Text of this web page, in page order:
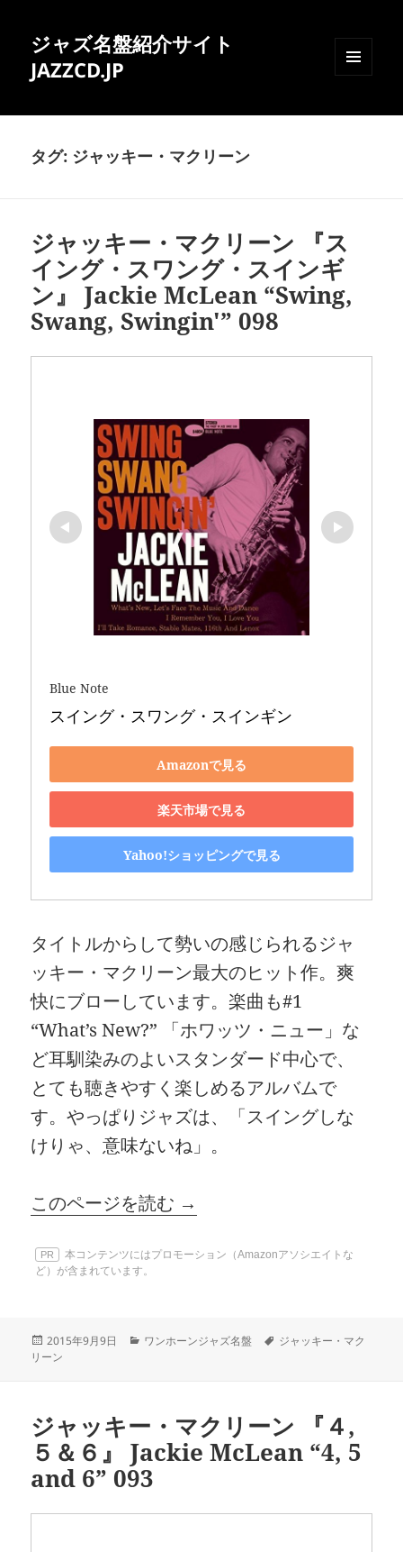
ジャズ名盤紹介サイト
JAZZCD.JP
ィジェ
タグ: ジャッキー・マクリーン
ジャッキー・マクリーン 『ス
イング・スワング・スインギ
ン』 Jackie McLean “Swing,
Swang, Swingin'” 098
Blue Note
スイング・スワング・スインギン
Amazonで見る
楽天市場で見る
Yahoo!ショッピングで見る
タイトルからして勢いの感じられるジャ
ッキー・マクリーン最大のヒット作。爽
快にブローしています。楽曲も#1
“What’s New?” 「ホワッツ・ニュー」な
ど耳馴染みのよいスタンダード中心で、
とても聴きやすく楽しめるアルバムで
す。やっぱりジャズは、「スイングしな
けりゃ、意味ないね」。
このページを読む →
PR
本コンテンツにはプロモーション（Amazonアソシエイトな
ど）が含まれています。
投
稿
2015年9月9日
カ
ワンホーンジャズ名盤
タ
ジャッキー・マク
リーン
ジャッキー・マクリーン 『４,
５＆６』 Jackie McLean “4, 5
and 6” 093